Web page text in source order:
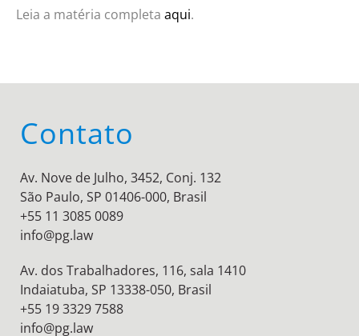
Leia a matéria completa aqui.
Contato
Av. Nove de Julho, 3452, Conj. 132
São Paulo, SP 01406-000, Brasil
+55 11 3085 0089
info@pg.law
Av. dos Trabalhadores, 116, sala 1410
Indaiatuba, SP 13338-050, Brasil
+55 19 3329 7588
info@pg.law